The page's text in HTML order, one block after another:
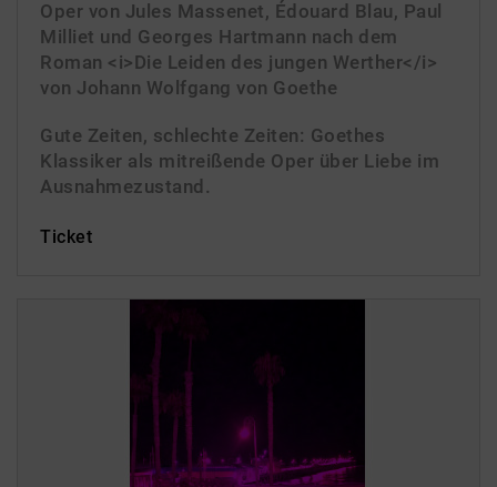
Oper von Jules Massenet, Édouard Blau, Paul
Milliet und Georges Hartmann nach dem
Roman <i>Die Leiden des jungen Werther</i>
von Johann Wolfgang von Goethe
Gute Zeiten, schlechte Zeiten: Goethes
Klassiker als mitreißende Oper über Liebe im
Ausnahmezustand.
Ticket